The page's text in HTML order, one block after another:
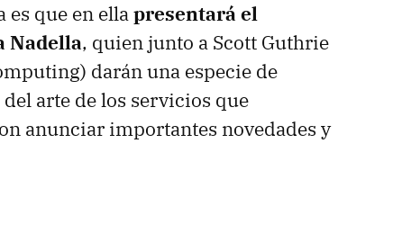
es que en ellapresentará el
Nadella, quien junto a Scott Guthrie
darán una especie de
arte de los servicios que
anunciar importantes novedades y